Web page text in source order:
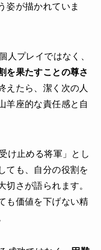
姿が描かれていま
人プレイではなく、
を果たすことの尊さ
えたら、潔く次の人
羊座的な責任感と自
け止める将軍」とし
ても、自分の役割を
切さが語られます。
も価値を下げない精